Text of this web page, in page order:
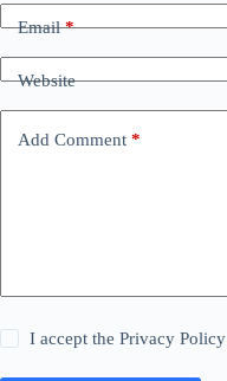
Email*
Website
Add Comment *
I accept thePrivacy Policy